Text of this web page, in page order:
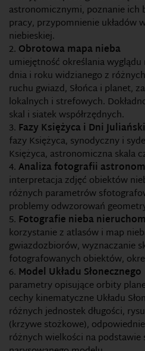
astronomicznymi, poznanie ich
pracy, przypomnienie układów
niebieskiej.
Obrotowa mapa nieba
umiejętność określania
dnia i roku widzianego z
ruchu gwiazd, Słońca i planet,
lokalnych i strefowych.
skal i siatek współrzędnych.
Fazy Księżyca i Dni
fazy Księżyca, synodyczny i
Księżyca, astronomiczna skala
Analiza fotografii
interpretacja zdjęć obiektów
różnych parametrów
problemy odwzorowań
Fotografie nieba
korzystanie z atlasów i map
gwiazdozbiorów, wyznaczanie
fotografowanych obiektów,
Model Układu Słonecznego
parametry opisujące orbity
cechy kinematyczne Układu
różnych jednostek długości,
(krzywe stożkowe),
różnych wielkości na podstawie